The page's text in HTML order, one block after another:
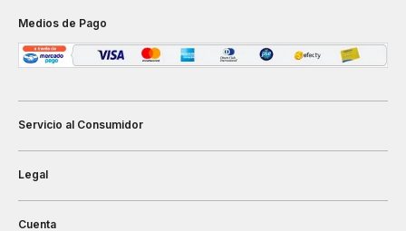
Medios de Pago
Servicio al Consumidor
Legal
Cuenta